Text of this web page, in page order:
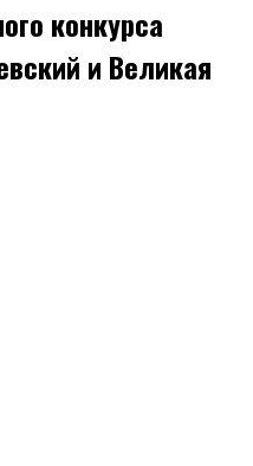
конкурса
и Великая